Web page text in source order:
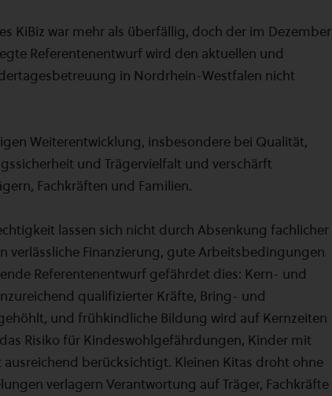
KiBiz war mehr als überfällig, doch der im Dezember
Referentenentwurf wird den aktuellen und
in Nordrhein-Westfalen nicht
Weiterentwicklung, insbesondere bei Qualität,
und Trägervielfalt und verschärft
Fachkräften und Familien.
lassen sich nicht durch Absenkung fachlicher
verlässliche Finanzierung, gute Arbeitsbedingungen
Referentenentwurf gefährdet dies: Kern- und
qualifizierter Kräfte, Bring- und
und frühkindliche Bildung wird auf Kernzeiten
Risiko für Kindeswohlgefährdungen, Kinder mit
berücksichtigt. Kleinen Kitas droht ohne
verlagern Verantwortung auf Träger, Fachkräfte